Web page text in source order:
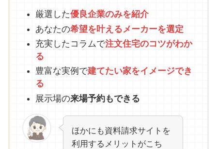
厳選した優良企業のみを紹介
あなたの希望を叶えるメーカーを選定
充実したコラムで注文住宅のコツがわか
る
豊富な実例で建てたい家をイメージでき
る
展示場の来場予約もできる
ほかにも資料請求サイトを
利用するメリットがこち